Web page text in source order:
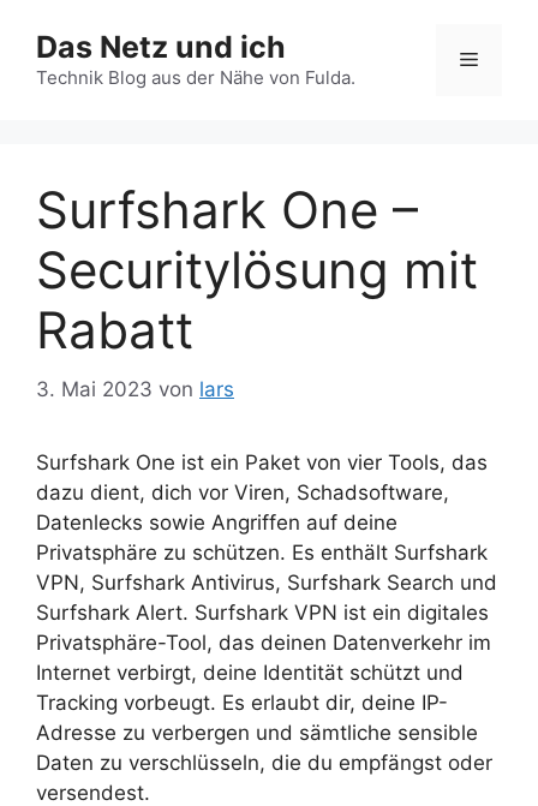
Inhalt
springen
Das Netz und ich
Technik Blog aus der Nähe von Fulda.
Menü
Surfshark One –
Securitylösung mit
Rabatt
3. Mai 2023 von lars
Surfshark One ist ein Paket von vier Tools, das
dazu dient, dich vor Viren, Schadsoftware,
Datenlecks sowie Angriffen auf deine
Privatsphäre zu schützen. Es enthält Surfshark
VPN, Surfshark Antivirus, Surfshark Search und
Surfshark Alert. Surfshark VPN ist ein digitales
Privatsphäre-Tool, das deinen Datenverkehr im
Internet verbirgt, deine Identität schützt und
Tracking vorbeugt. Es erlaubt dir, deine IP-
Adresse zu verbergen und sämtliche sensible
Daten zu verschlüsseln, die du empfängst oder
versendest.